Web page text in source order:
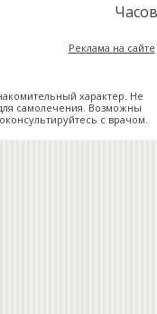
Реклама на сайте
характер. Не
самолечения. Возможны
с врачом.